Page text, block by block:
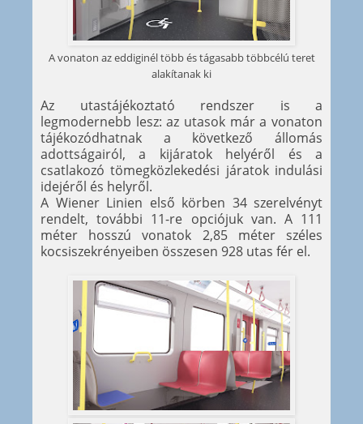
A vonaton az eddiginél több és tágasabb többcélú teret
alakítanak ki
Az utastájékoztató rendszer is a
legmodernebb lesz: az utasok már a vonaton
tájékozódhatnak a következő állomás
adottságairól, a kijáratok helyéről és a
csatlakozó tömegközlekedési járatok indulási
idejéről és helyről.
A Wiener Linien első körben 34 szerelvényt
rendelt, további 11-re opciójuk van. A 111
méter hosszú vonatok 2,85 méter széles
kocsiszekrényeiben összesen 928 utas fér el.